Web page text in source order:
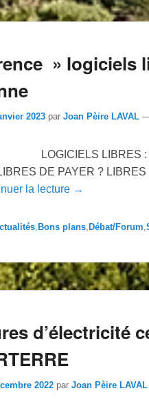
» logiciels
2023 par Joan Pèire LAVAL
LIBRES : POUR
DE PAYER ?
la lecture →
Bons plans Débat/Forum
d’électricité
2022 par Joan Pèire LAVAL